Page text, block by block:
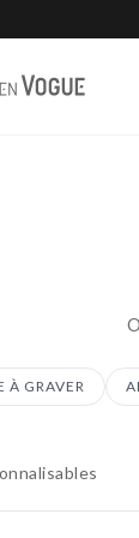
À GRAVER